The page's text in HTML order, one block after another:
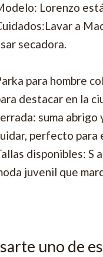
Lorenzo
a
secadora.
para hombre
destacar en la
suma
perfecto para
disponibles: S
juvenil que
uno de